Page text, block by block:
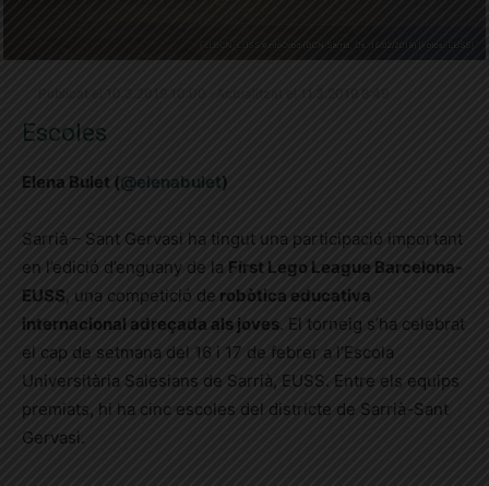
Escoles
Elena Bulet ( @elenabulet)
Sarrià – Sant Gervasi ha tingut una participació important
en l’edició d’enguany de la First Lego League Barcelona-
EUSS , una competició de robòtica educativa
internacional adreçada als joves . El torneig s’ha celebrat
el cap de setmana del 16 i 17 de febrer a l’Escola
Universitària Salesians de Sarrià, EUSS. Entre els equips
premiats, hi ha cinc escoles del districte de Sarrià-Sant
Gervasi.